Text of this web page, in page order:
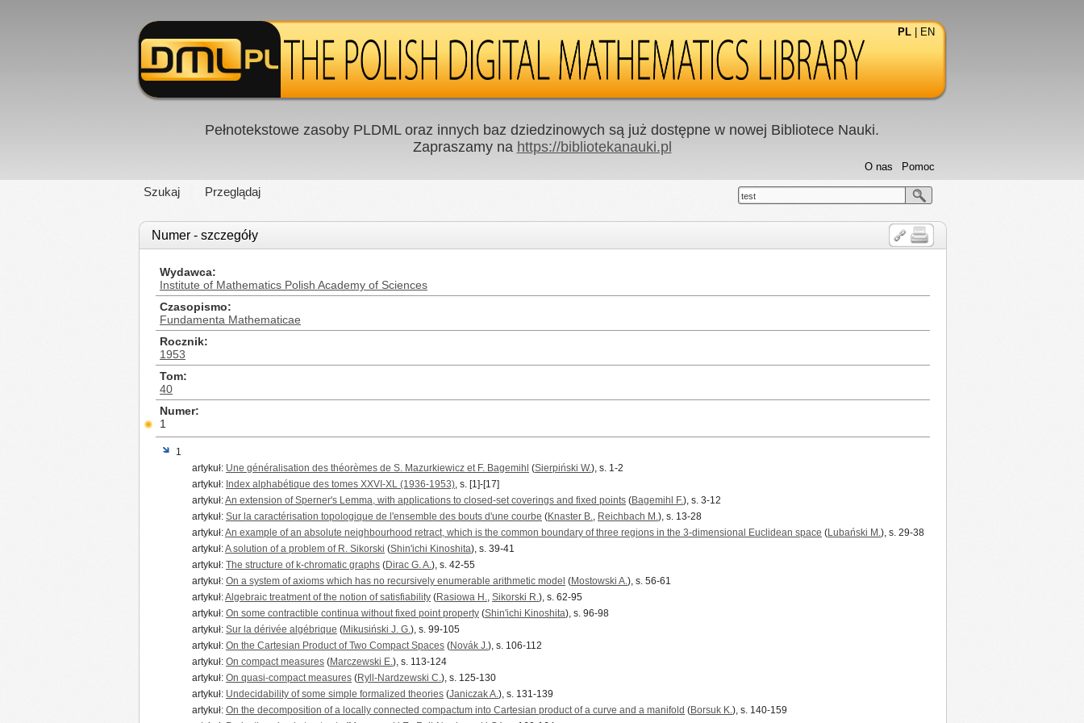
PL EN
Pełnotekstowe zasoby PLDML oraz innych baz dziedzinowych są już dostępne w nowej Bibliotece Nauki.
Zapraszamy na https://bibliotekanauki.pl
Szukaj Przeglądaj
Pomoc
O nas
test
Numer - szczegóły
Wydawca
Institute of Mathematics Polish Academy of Sciences
Czasopismo
Fundamenta Mathematicae
Rocznik
1953
Tom
40
Numer
1
1
artykuł: Une généralisation des théorèmes de S. Mazurkiewicz et F. Bagemihl (Sierpiński W.), s. 1-2
artykuł: Index alphabétique des tomes XXVI-XL (1936-1953), s. [1]-[17]
artykuł:An extension of Sperner's Lemma, with applications to closed-set coverings and fixed points (Bagemihl F.), s. 3-12
artykuł: Sur la caractérisation topologique de l'ensemble des bouts d'une courbe (Knaster B., Reichbach M.), s. 13-28
artykuł:An example of an absolute neighbourhood retract, which is the common boundary of three regions in the 3-dimensional Euclidean space (Lubański M.), s. 29-38
artykuł:A solution of a problem of R. Sikorski (Shin'ichi Kinoshita), s. 39-41
artykuł: The structure of k-chromatic graphs (Dirac G. A.), s. 42-55
artykuł: On a system of axioms which has no recursively enumerable arithmetic model (Mostowski A.), s. 56-61
artykuł:Algebraic treatment of the notion of satisfiability (Rasiowa H., Sikorski R.), s. 62-95
artykuł: On some contractible continua without fixed point property (Shin'ichi Kinoshita), s. 96-98
artykuł: Sur la dérivée algébrique (Mikusiński J. G.), s. 99-105
artykuł: On the Cartesian Product of Two Compact Spaces (Novák J.), s. 106-112
artykuł: On compact measures (Marczewski E.), s. 113-124
artykuł: On quasi-compact measures (Ryll-Nardzewski C.), s. 125-130
artykuł: Undecidability of some simple formalized theories (Janiczak A.), s. 131-139
artykuł: On the decomposition of a locally connected compactum into Cartesian product of a curve and a manifold (Borsuk K.), s. 140-159